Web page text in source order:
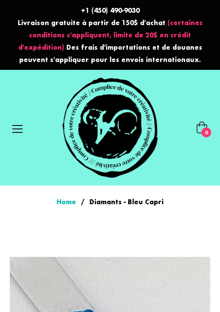
+1 (450) 490-9030
Livraison gratuite à partir de 150$ d'achat (certaines
conditions s'appliquent, limite de 20$ en crédit
d'expédition) Des frais d'importations et de douanes
peuvent s'appliquer pour les envois internationaux.
Panier
0
Home / Diamants - Bleu Capri